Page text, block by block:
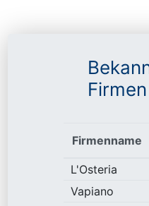
Firmenname
L'Osteria
Vapiano